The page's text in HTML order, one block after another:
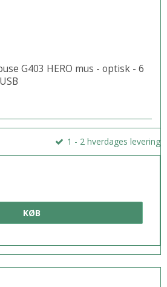
G403 HERO mus - optisk - 6
1 - 2 hverdages levering
KØB